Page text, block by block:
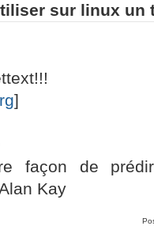
sur linux un
]
façon de
Kay